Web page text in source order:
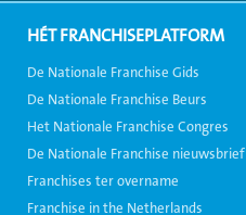
HÉT FRANCHISEPLATFORM
De Nationale Franchise Gids
De Nationale Franchise Beurs
Het Nationale Franchise Congres
De Nationale Franchise nieuwsbrief
Franchises ter overname
Franchise in the Netherlands